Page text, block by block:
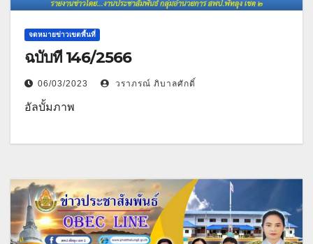
จดหมายข่าวเขตพื้นที่
ฉบับที่ 146/2566
06/03/2023 วราภรณ์ ภิบาลศักดิ์
อัลบั้มภาพ